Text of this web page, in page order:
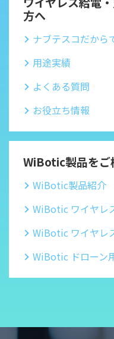
方へ
ナブテスコだから
用途実績
よくある質問
お役立ち情報
WiBotic製品をご
WiBotic製品紹介
WiBotic ワイヤレ
WiBotic ワイヤレ
WiBotic ドローン